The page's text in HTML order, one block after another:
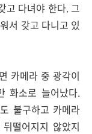
고 다녀야 한다. 그
서 갖고 다니고 있
카메라 중 광각이
화소로 늘어났다.
불구하고 카메라
떨어지지 않았지